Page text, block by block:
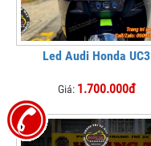
Led Audi Honda UC3
Giá: 1.700.000đ